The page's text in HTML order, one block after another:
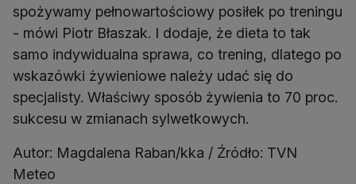
spożywamy pełnowartościowy posiłek po treningu
- mówi Piotr Błaszak. I dodaje, że dieta to tak
samo indywidualna sprawa, co trening, dlatego po
wskazówki żywieniowe należy udać się do
specjalisty. Właściwy sposób żywienia to 70 proc.
sukcesu w zmianach sylwetkowych.
Autor: Magdalena Raban/kka / Źródło: TVN
Meteo